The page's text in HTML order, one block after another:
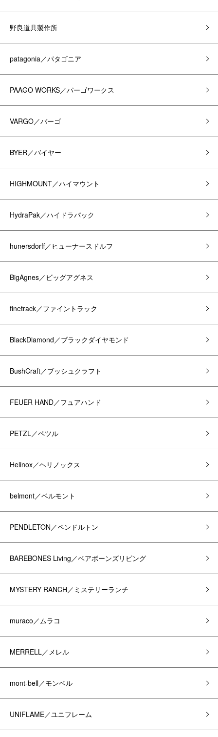
野良道具製作所
patagonia／パタゴニア
PAAGO WORKS／パーゴワークス
VARGO／バーゴ
BYER／バイヤー
HIGHMOUNT／ハイマウント
HydraPak／ハイドラパック
hunersdorff／ヒューナースドルフ
BigAgnes／ビッグアグネス
finetrack／ファイントラック
BlackDiamond／ブラックダイヤモンド
BushCraft／ブッシュクラフト
FEUER HAND／フュアハンド
PETZL／ペツル
Helinox／ヘリノックス
belmont／ベルモント
PENDLETON／ペンドルトン
BAREBONES Living／ベアボーンズリビング
MYSTERY RANCH／ミステリーランチ
muraco／ムラコ
MERRELL／メレル
mont-bell／モンベル
UNIFLAME／ユニフレーム